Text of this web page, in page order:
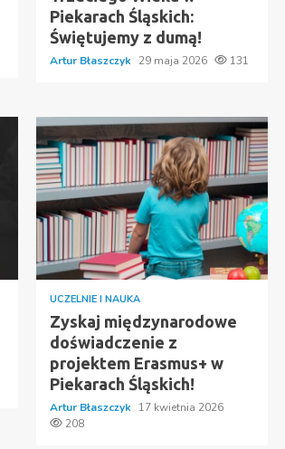
Piekarach Śląskich:
Świętujemy z dumą!
Artur Błaszczyk 29 maja 2026 131
UCZELNIE I NAUKA
Zyskaj międzynarodowe
doświadczenie z
projektem Erasmus+ w
Piekarach Śląskich!
Artur Błaszczyk 17 kwietnia 2026
208